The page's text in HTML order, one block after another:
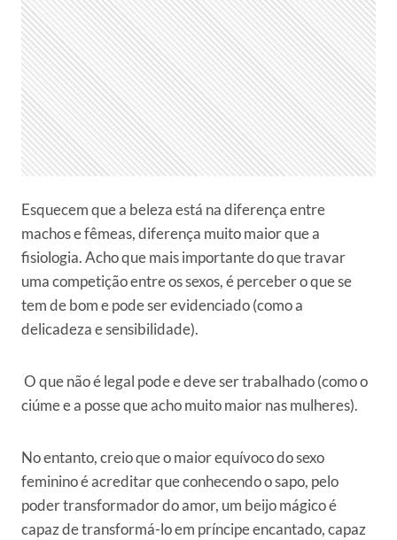
Esquecem que a beleza está na diferença entre
machos e fêmeas, diferença muito maior que a
fisiologia. Acho que mais importante do que travar
uma competição entre os sexos, é perceber o que se
tem de bom e pode ser evidenciado (como a
delicadeza e sensibilidade).
O que não é legal pode e deve ser trabalhado (como o
ciúme e a posse que acho muito maior nas mulheres).
No entanto, creio que o maior equívoco do sexo
feminino é acreditar que conhecendo o sapo, pelo
poder transformador do amor, um beijo mágico é
capaz de transformá-lo em príncipe encantado, capaz